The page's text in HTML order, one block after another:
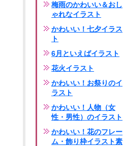
梅雨のかわいい＆おし
ゃれなイラスト
かわいい！七夕イラス
ト
6月といえばイラスト
花火イラスト
かわいい！お祭りのイ
ラスト
かわいい！人物（女
性・男性）のイラスト
かわいい！花のフレー
ム・飾り枠イラスト素